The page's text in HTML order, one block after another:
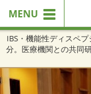
MENU
IBS・機能性ディスペ
分。医療機関との共同